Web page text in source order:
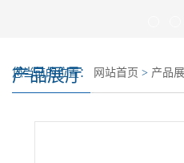
产品展厅
您当前的位置： 网站首页 > 产品